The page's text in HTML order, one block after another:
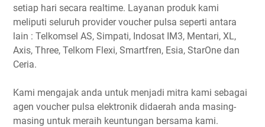
setiap hari secara realtime. Layanan produk kami
meliputi seluruh provider voucher pulsa seperti antara
lain : Telkomsel AS, Simpati, Indosat IM3, Mentari, XL,
Axis, Three, Telkom Flexi, Smartfren, Esia, StarOne dan
Ceria.
Kami mengajak anda untuk menjadi mitra kami sebagai
agen voucher pulsa elektronik didaerah anda masing-
masing untuk meraih keuntungan bersama kami.